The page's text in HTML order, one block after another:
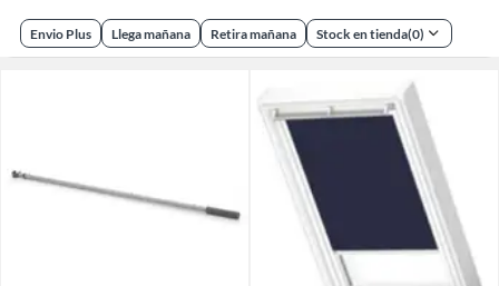
Envio Plus Llega mañana Retira mañana Stock en tienda(0)